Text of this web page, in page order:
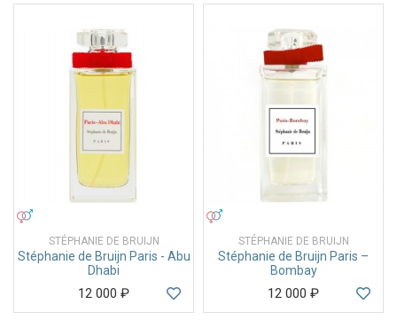
STÉPHANIE DE BRUIJN
Stéphanie de Bruijn Paris - Abu
Dhabi
12 000 ₽
STÉPHANIE DE BRUIJN
Stéphanie de Bruijn Paris –
Bombay
12 000 ₽